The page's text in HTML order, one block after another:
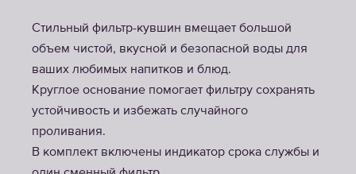
Стильный фильтр-кувшин вмещает большой
объем чистой, вкусной и безопасной воды для
ваших любимых напитков и блюд.
Круглое основание помогает фильтру сохранять
устойчивость и избежать случайного
проливания.
В комплект включены индикатор срока службы и